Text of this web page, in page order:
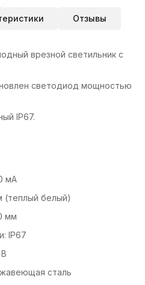
Отзывы
врезной светильник с
светодиод мощностью
IP67.
мА
(теплый белый)
мм
IP67
сталь